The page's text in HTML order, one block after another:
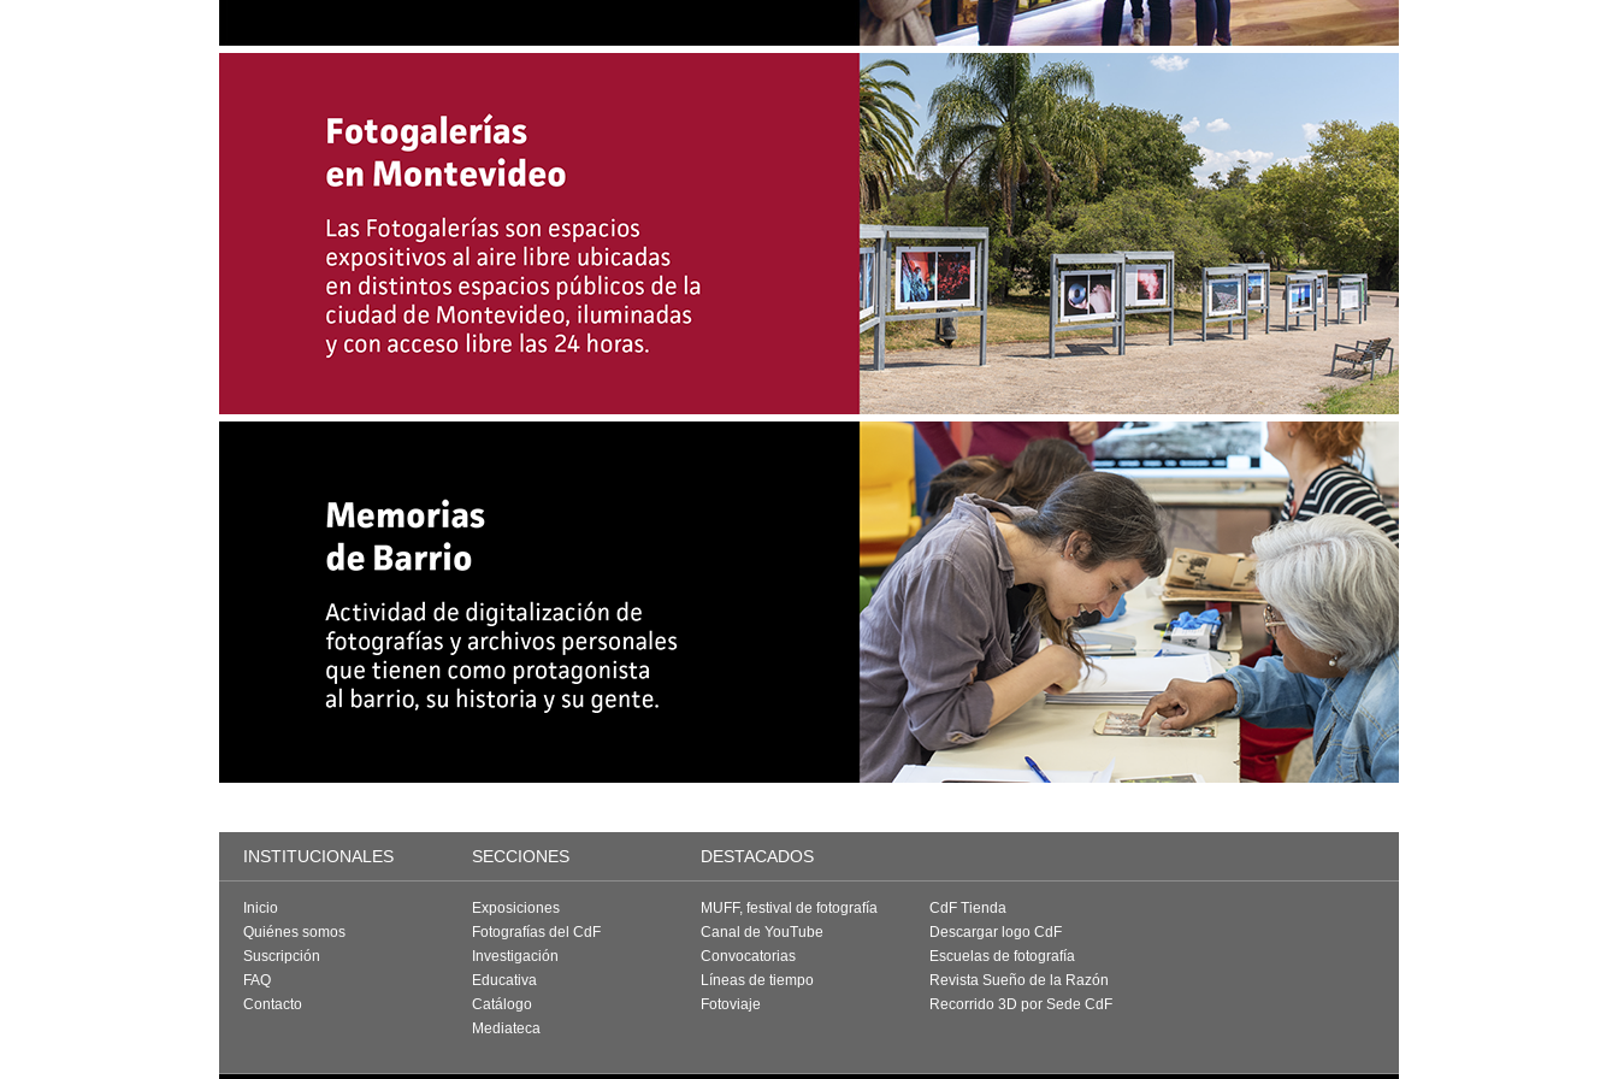
INSTITUCIONALES SECCIONES DESTACADOS
Inicio
Quiénes somos
Suscripción
FAQ
Contacto
Exposiciones
Fotografías del CdF
Investigación
Educativa
Catálogo
Mediateca
MUFF, festival de fotografía
Canal de YouTube
Convocatorias
Líneas de tiempo
Fotoviaje
CdF Tienda
Descargar logo CdF
Escuelas de fotografía
Revista Sueño de la Razón
Recorrido 3D por Sede CdF